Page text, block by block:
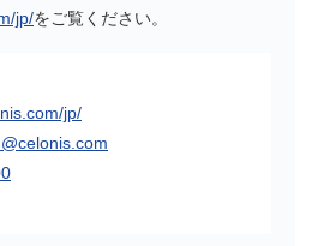
jp/をご覧ください。
jp/